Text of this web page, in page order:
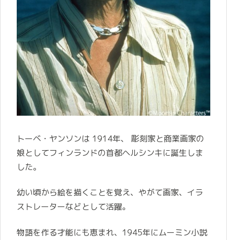
トーベ・ヤンソンは 1914年、 彫刻家と商業画家の
娘としてフィンランドの首都ヘルシンキに誕生しま
した。
幼い頃から絵を描くことを覚え、やがて画家、イラ
ストレーターなどとして活躍。
物語を作る才能にも恵まれ、1945年にムーミン小説